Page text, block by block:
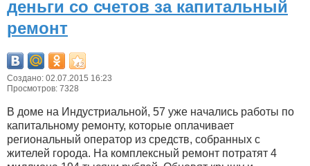
деньги со счетов за капитальный
ремонт
Создано: 02.07.2015 16:23
Просмотров: 7328
В доме на Индустриальной, 57 уже начались работы по
капитальному ремонту, которые оплачивает
региональный оператор из средств, собранных с
жителей города. На комплексный ремонт потратят 4